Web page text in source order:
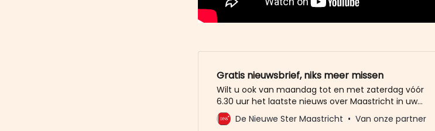
Gratis nieuwsbrief, niks meer missen
Wilt u ook van maandag tot en met zaterdag vóór
6.30 uur het laatste nieuws over Maastricht in uw
mailbox? Meld u dan gratis aan voor de nieuwbrief van
De Nieuwe Ster. Meer dan 20.000 trouwe lezers gingen
De Nieuwe Ster Maastricht Van onze partner